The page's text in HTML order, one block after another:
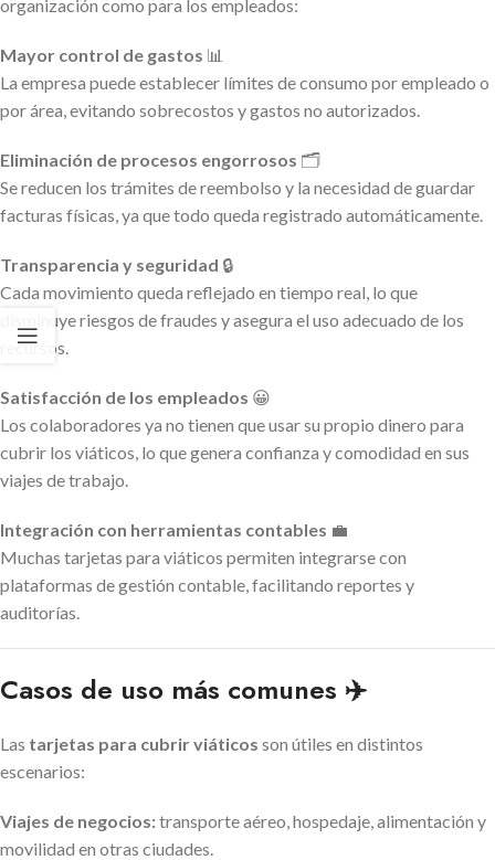
organización como para los empleados:
Mayor control de gastos 📊
La empresa puede establecer límites de consumo por empleado o
por área, evitando sobrecostos y gastos no autorizados.
Eliminación de procesos engorrosos 🗂️
Se reducen los trámites de reembolso y la necesidad de guardar
facturas físicas, ya que todo queda registrado automáticamente.
Transparencia y seguridad 🔒
Cada movimiento queda reflejado en tiempo real, lo que
disminuye riesgos de fraudes y asegura el uso adecuado de los
recursos.
Satisfacción de los empleados 😀
Los colaboradores ya no tienen que usar su propio dinero para
cubrir los viáticos, lo que genera confianza y comodidad en sus
viajes de trabajo.
Integración con herramientas contables 💼
Muchas tarjetas para viáticos permiten integrarse con
plataformas de gestión contable, facilitando reportes y
auditorías.
Casos de uso más comunes ✈️
Las tarjetas para cubrir viáticos son útiles en distintos
escenarios:
Viajes de negocios:transporte aéreo, hospedaje, alimentación y
movilidad en otras ciudades.